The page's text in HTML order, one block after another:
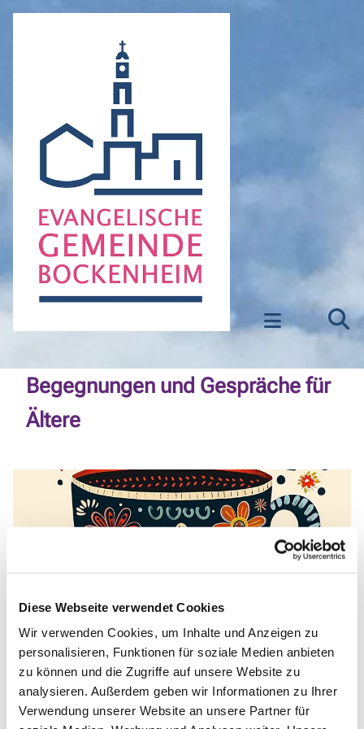
Diese Webseite verwendet Cookies
Wir verwenden Cookies, um Inhalte und Anzeigen zu
personalisieren, Funktionen für soziale Medien anbieten
zu können und die Zugriffe auf unsere Website zu
analysieren. Außerdem geben wir Informationen zu Ihrer
Verwendung unserer Website an unsere Partner für
Begegnungen und Gespräche für
Ältere
© Bild von Lynda Smith auf Pixabay.jpg